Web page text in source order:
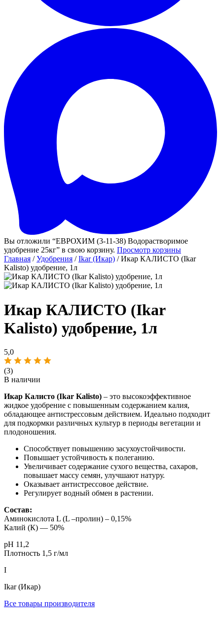
Вы отложили “ЕВРОХИМ (3-11-38) Водорастворимое
удобрение 25кг” в свою корзину. Просмотр корзины
Главная /Удобрения /Ikar (Икар) / Икар КАЛИСТО (Ikar
Kalisto) удобрение, 1л
Икар КАЛИСТО (Ikar
Kalisto) удобрение, 1л
5,0
(3)
В наличии
Икар Калисто (Ikar Kalisto) – это высокоэффективное
жидкое удобрение с повышенным содержанием калия,
обладающее антистрессовым действием. Идеально подходит
для подкормки различных культур в периоды вегетации и
плодоношения.
Способствует повышению засухоустойчивости.
Повышает устойчивость к полеганию.
Увеличивает содержание сухого вещества, сахаров,
повышает массу семян, улучшают натуру.
Оказывает антистрессовое действие.
Регулирует водный обмен в растении.
Состав:
Аминокислота L (L –пролин) – 0,15%
Калий (К) — 50%
рН 11,2
Плотность 1,5 г/мл
I
Ikar (Икар)
Все товары производителя